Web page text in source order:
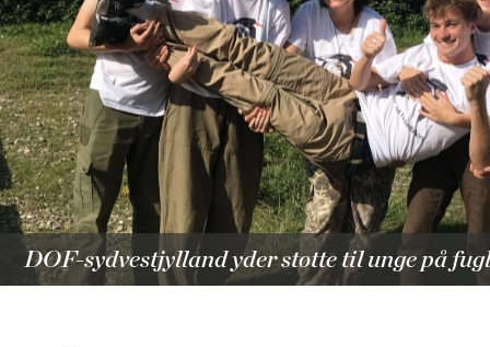
DOF-sydvestjylland yder støtte til unge på